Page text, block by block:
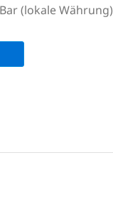
(lokale Währung)